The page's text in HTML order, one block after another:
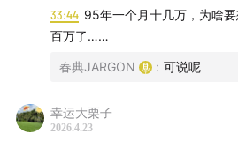
33:44 95年一个月十几万，为啥
百万了……
春典JARGON : 可说呢
幸运大栗子
2026.4.23